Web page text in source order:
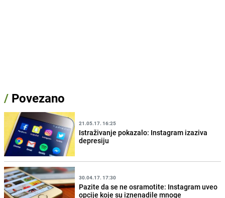
/ Povezano
21.05.17. 16:25
Istraživanje pokazalo: Instagram izaziva
depresiju
30.04.17. 17:30
Pazite da se ne osramotite: Instagram uveo
opcije koje su iznenadile mnoge